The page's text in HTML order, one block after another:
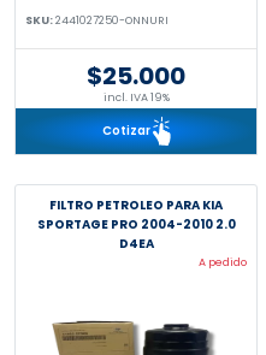
SKU:2441027250-ONNURI
$25.000
incl. IVA 19%
Cotizar
FILTRO PETROLEO PARA KIA
SPORTAGE PRO 2004-2010 2.0
D4EA
A pedido